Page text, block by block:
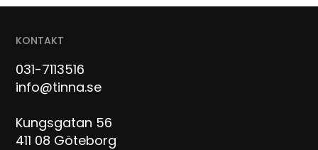
KONTAKT
031-7113516
info@tinna.se
Kungsgatan 56
411 08 Göteborg